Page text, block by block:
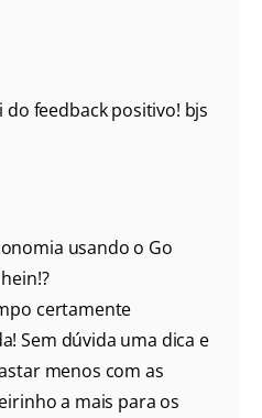
do feedback positivo! bjs
usando o Go
certamente
Sem dúvida uma dica e
menos com as
a mais para os